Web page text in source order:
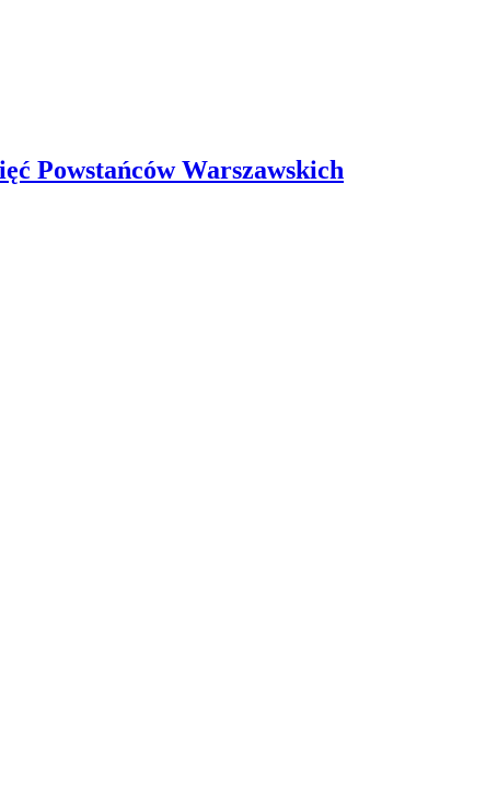
Powstańców Warszawskich